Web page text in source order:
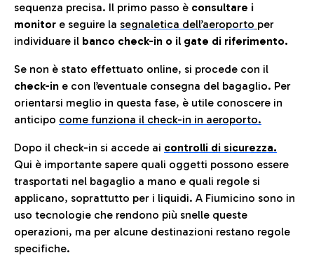
sequenza precisa. Il primo passo è consultare i
monitor e seguire la segnaletica dell’aeroporto per
individuare il banco check-in o il gate di riferimento.
Se non è stato effettuato online, si procede con il
check-in e con l’eventuale consegna del bagaglio. Per
orientarsi meglio in questa fase, è utile conoscere in
anticipo come funziona il check-in in aeroporto.
Dopo il check-in si accede ai controlli di sicurezza.
Qui è importante sapere quali oggetti possono essere
trasportati nel bagaglio a mano e quali regole si
applicano, soprattutto per i liquidi. A Fiumicino sono in
uso tecnologie che rendono più snelle queste
operazioni, ma per alcune destinazioni restano regole
specifiche.